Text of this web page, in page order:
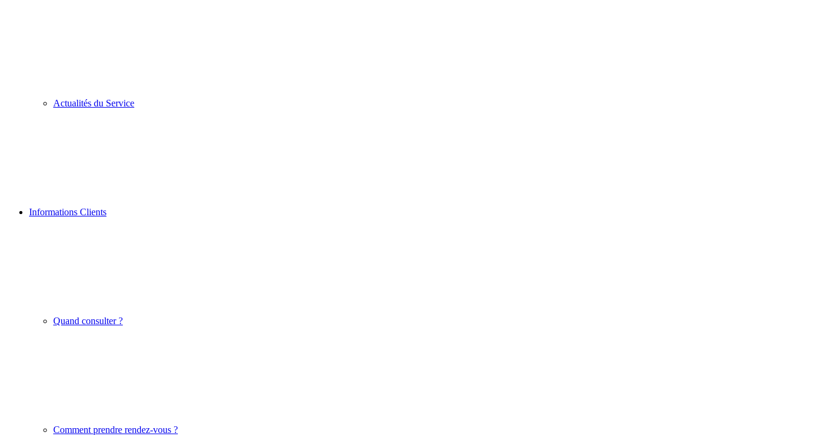
Actualités du Service
Informations Clients
Quand consulter ?
Comment prendre rendez-vous ?